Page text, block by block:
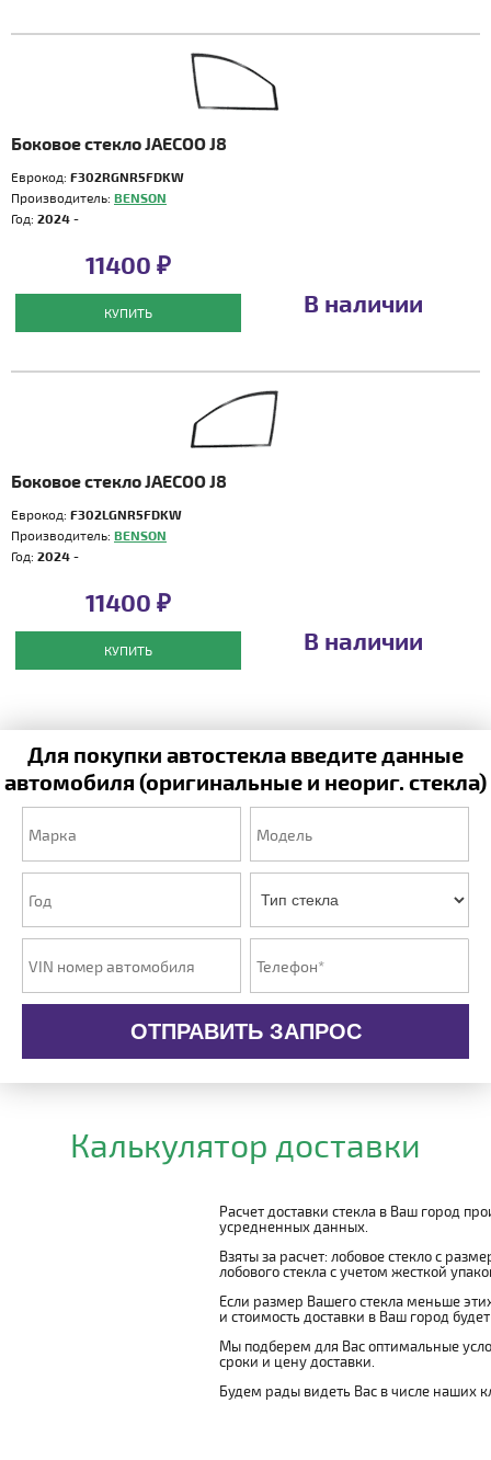
Боковое стекло JAECOO J8
Еврокод: F302RGNR5FDKW
Производитель: BENSON
Год: 2024 -
11400 ₽
КУПИТЬ В наличии
Боковое стекло JAECOO J8
Еврокод: F302LGNR5FDKW
Производитель: BENSON
Год: 2024 -
11400 ₽
КУПИТЬ В наличии
Для покупки автостекла введите данные
автомобиля (оригинальные и неориг. стекла)
ОТПРАВИТЬ ЗАПРОС
Калькулятор доставки
Расчет доставки стекла в Ваш город
усредненных данных.
Взяты за расчет: лобовое стекло с
лобового стекла с учетом жесткой
Если размер Вашего стекла меньше
и стоимость доставки в Ваш город
Мы подберем для Вас оптимальные
сроки и цену доставки.
Будем рады видеть Вас в числе наших